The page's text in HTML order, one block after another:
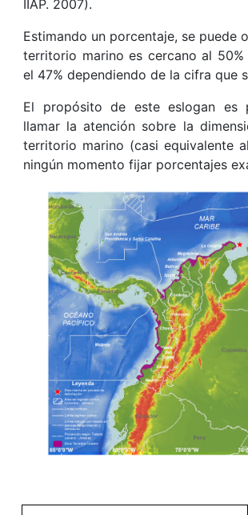
IIAP. 2007).
Estimando un porcentaje, se puede
territorio marino es cercano al
el 47% dependiendo de la cifra que
El propósito de este eslogan es
llamar la atención sobre la
territorio marino (casi equivalente
ningún momento fijar porcentajes